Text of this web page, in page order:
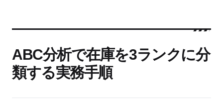
ABC分析で在庫を3ランクに分
類する実務手順